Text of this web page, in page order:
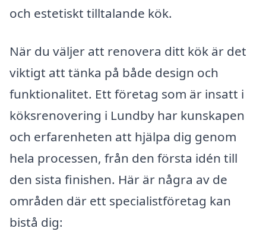
och estetiskt tilltalande kök.
När du väljer att renovera ditt kök är det
viktigt att tänka på både design och
funktionalitet. Ett företag som är insatt i
köksrenovering i Lundby har kunskapen
och erfarenheten att hjälpa dig genom
hela processen, från den första idén till
den sista finishen. Här är några av de
områden där ett specialistföretag kan
bistå dig: